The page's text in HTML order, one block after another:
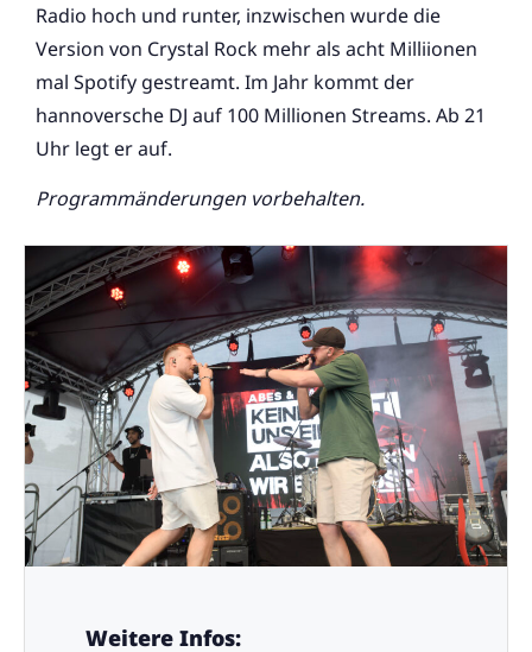
Radio hoch und runter, inzwischen wurde die
Version von Crystal Rock mehr als acht Milliionen
mal Spotify gestreamt. Im Jahr kommt der
hannoversche DJ auf 100 Millionen Streams. Ab 21
Uhr legt er auf.
Programmänderungen vorbehalten.
Weitere Infos: